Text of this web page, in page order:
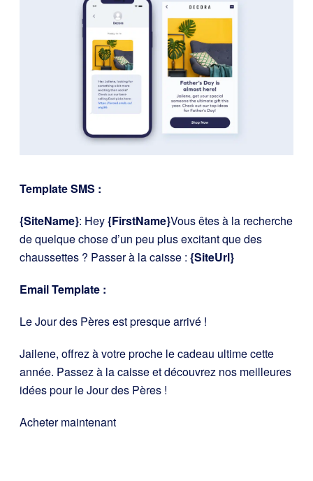
Template SMS :
{SiteName}: Hey{FirstName}Vous êtes à la recherche
de quelque chose d’un peu plus excitant que des
chaussettes ? Passer à la caisse : {SiteUrl}
Email Template :
Le Jour des Pères est presque arrivé !
Jailene, offrez à votre proche le cadeau ultime cette
année. Passez à la caisse et découvrez nos meilleures
idées pour le Jour des Pères !
Acheter maintenant